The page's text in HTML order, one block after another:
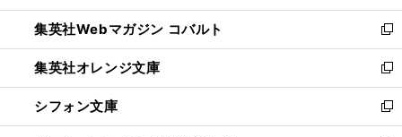
開
く
ウ
で
開
く
ン
ド
ウ
で
開
く
ウ
ィ
ン
ド
ウ
で
開
集英社Webマガジン コバルト
新
し
い
ウ
ィ
ン
集英社オレンジ文庫
新
し
い
ウ
シフォン文庫
新
し